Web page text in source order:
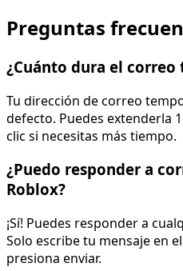
Preguntas
¿Cuánto dura el correo
Tu dirección de correo
defecto. Puedes extenderla
clic si necesitas más tiempo.
¿Puedo responder a
Roblox?
¡Sí! Puedes responder a
Solo escribe tu mensaje en
presiona enviar.